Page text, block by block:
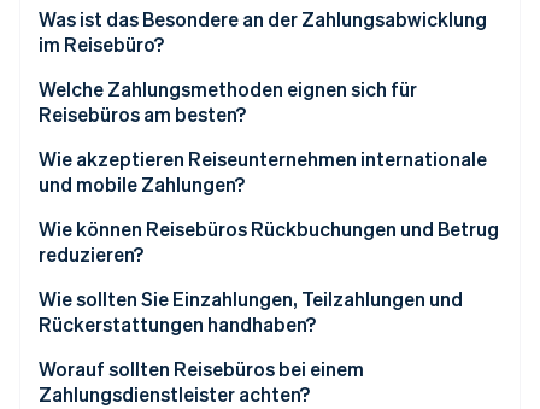
Stripe-Sessions 2026
Erfahren Sie, wie Stripe Lösungen für die
Jetzt ansehen
Was ist das Besondere an der Zahlungsabwicklung
im Reisebüro?
Welche Zahlungsmethoden eignen sich für
Reisebüros am besten?
Kredit- und Debitkarten
Banküberweisungen
Jetzt kaufen, später bezahlen (Buy now, pay later,
BNPL) und Raten
Lokale Zahlungsmethoden
Wie akzeptieren Reiseunternehmen internationale
und mobile Zahlungen?
Internationale Zahlungen
Wie können Reisebüros Rückbuchungen und Betrug
reduzieren?
Intelligente Betrugsprogramme nutzen
3DS selektiv hinzufügen
Kartenverifizierungswerte (CVVs) verlangen und
Wie sollten Sie Einzahlungen, Teilzahlungen und
Rückerstattungen handhaben?
Anzahlungen und Teilzahlungen
Worauf sollten Reisebüros bei einem
Zahlungsdienstleister achten?